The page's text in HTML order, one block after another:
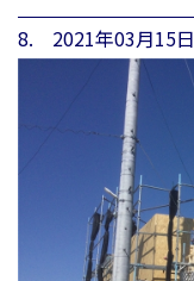
8. 2021年03月15日